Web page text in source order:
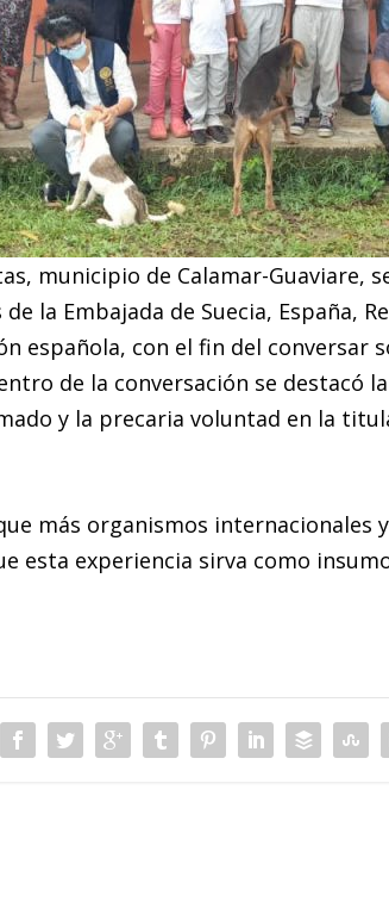
municipio de Calamar-Guaviare,
la Embajada de Suecia, España,
española, con el fin del
de la conversación se
y la precaria voluntad en la
más organismos
esta experiencia sirva como